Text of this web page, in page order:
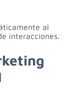
al
interacciones.